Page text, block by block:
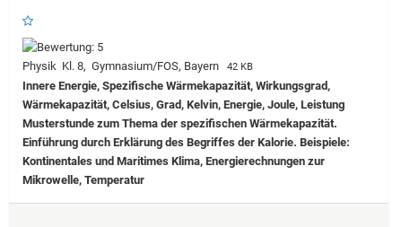
Physik Kl. 8, Gymnasium/FOS, Bayern 42 KB
Innere Energie, Spezifische Wärmekapazität, Wirkungsgrad,
Wärmekapazität, Celsius, Grad, Kelvin, Energie, Joule, Leistung
Musterstunde zum Thema der spezifischen Wärmekapazität.
Einführung durch Erklärung des Begriffes der Kalorie. Beispiele:
Kontinentales und Maritimes Klima, Energierechnungen zur
Mikrowelle, Temperatur